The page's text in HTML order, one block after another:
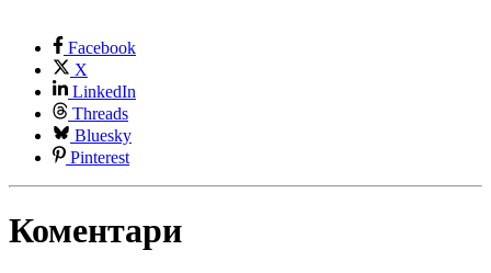
Facebook
X
LinkedIn
Threads
Bluesky
Pinterest
Коментари